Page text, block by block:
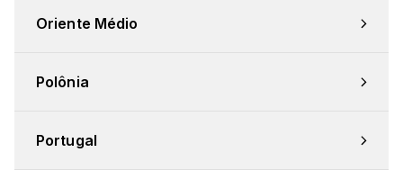
Oriente Médio
Polônia
Portugal